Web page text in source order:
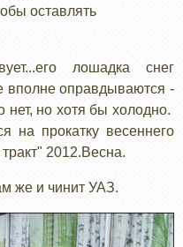
оставлять
лошадка снег
вполне оправдываются -
нет, но хотя бы холодно.
на прокатку весеннего
2012.Весна.
же и чинит УАЗ.